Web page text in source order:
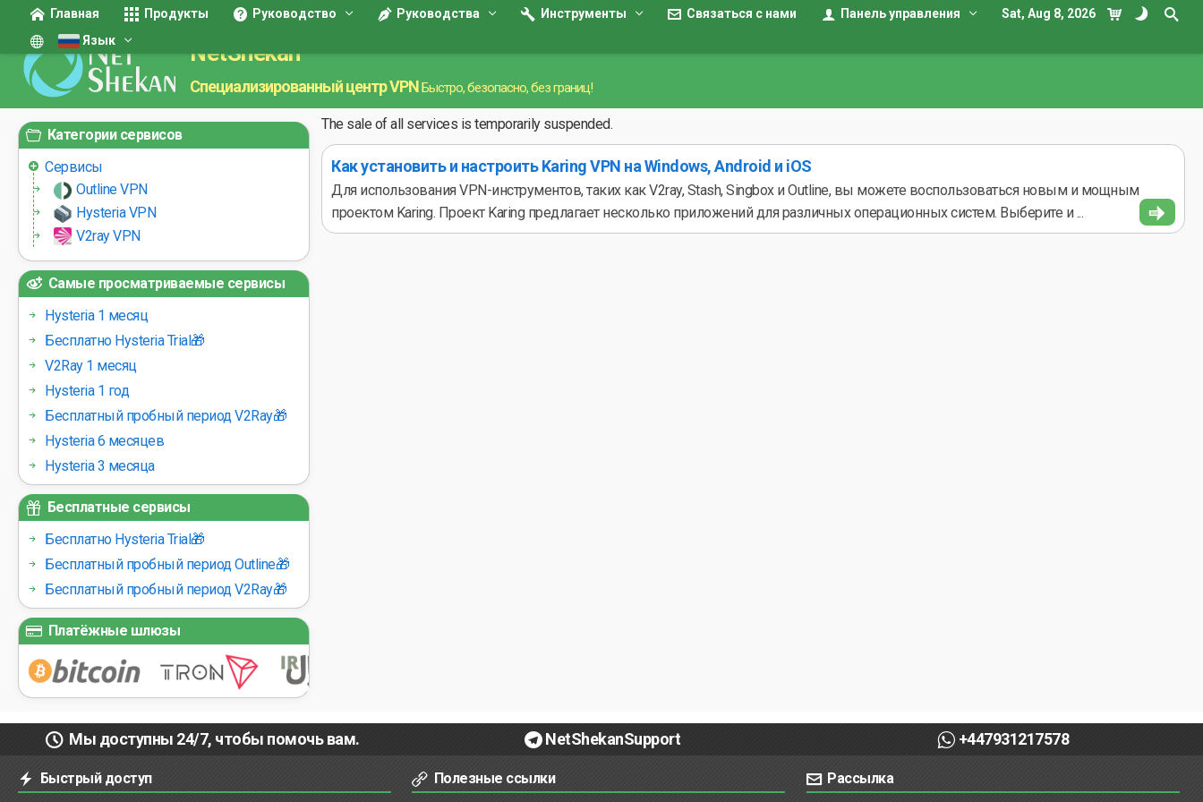
Главная Продукты Руководство Руководства Инструменты Связаться с нами Панель управления
Sat, Aug 8, 2026
Язык
NetShekan
Специализированный центр VPNБыстро, безопасно, без границ!
The sale of all services is temporarily suspended.
Как установить и настроить Karing VPN на Windows, Android и iOS
Для использования VPN-инструментов, таких как V2ray, Stash, Singbox и Outline, вы можете воспользоваться новым и мощным
проектом Karing. Проект Karing предлагает несколько приложений для различных операционных систем. Выберите и ...
Категории сервисов
Сервисы
Outline VPN
Hysteria VPN
V2ray VPN
Самые просматриваемые сервисы
Hysteria 1 месяц
Бесплатно Hysteria Trial🎁
V2Ray 1 месяц
Hysteria 1 год
Бесплатный пробный период V2Ray🎁
Hysteria 6 месяцев
Hysteria 3 месяца
Бесплатные сервисы
Бесплатно Hysteria Trial🎁
Бесплатный пробный период Outline🎁
Бесплатный пробный период V2Ray🎁
Платёжные шлюзы
Мы доступны 24/7, чтобы помочь вам. NetShekanSupport +447931217578
Быстрый доступ Полезные ссылки Рассылка